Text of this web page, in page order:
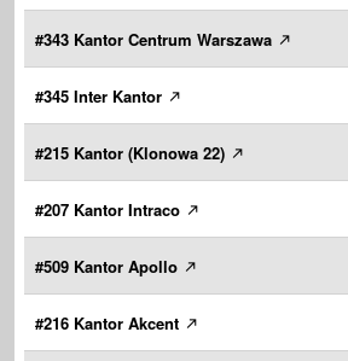
#343 Kantor Centrum Warszawa
#345 Inter Kantor
#215 Kantor (Klonowa 22)
#207 Kantor Intraco
#509 Kantor Apollo
#216 Kantor Akcent